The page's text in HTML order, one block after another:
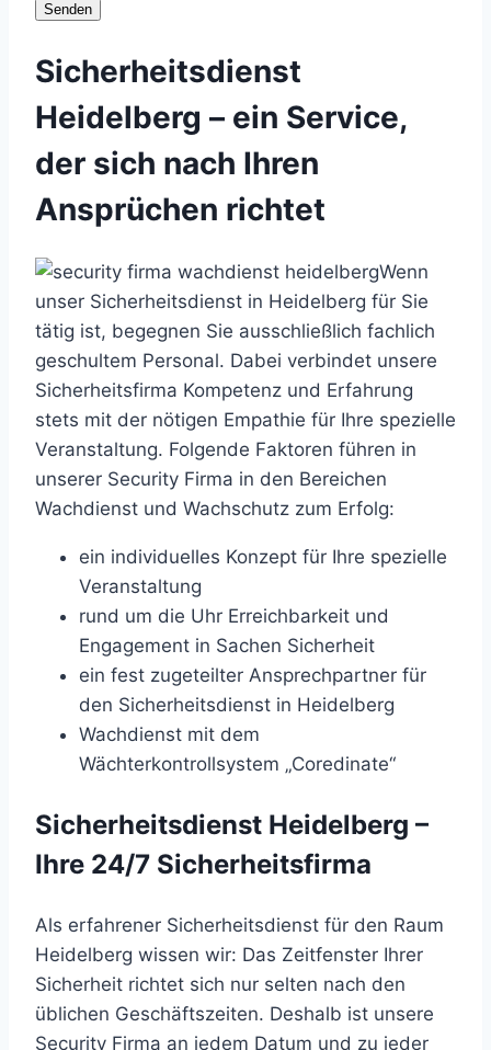
Senden
Sicherheitsdienst
Heidelberg – ein Service,
der sich nach Ihren
Ansprüchen richtet
Wenn
unser Sicherheitsdienst in Heidelberg für Sie
tätig ist, begegnen Sie ausschließlich fachlich
geschultem Personal. Dabei verbindet unsere
Sicherheitsfirma Kompetenz und Erfahrung
stets mit der nötigen Empathie für Ihre spezielle
Veranstaltung. Folgende Faktoren führen in
unserer Security Firma in den Bereichen
Wachdienst und Wachschutz zum Erfolg:
ein individuelles Konzept für Ihre spezielle
Veranstaltung
rund um die Uhr Erreichbarkeit und
Engagement in Sachen Sicherheit
ein fest zugeteilter Ansprechpartner für
den Sicherheitsdienst in Heidelberg
Wachdienst mit dem
Wächterkontrollsystem „Coredinate“
Sicherheitsdienst Heidelberg –
Ihre 24/7 Sicherheitsfirma
Als erfahrener Sicherheitsdienst für den Raum
Heidelberg wissen wir: Das Zeitfenster Ihrer
Sicherheit richtet sich nur selten nach den
üblichen Geschäftszeiten. Deshalb ist unsere
Security Firma an jedem Datum und zu jeder